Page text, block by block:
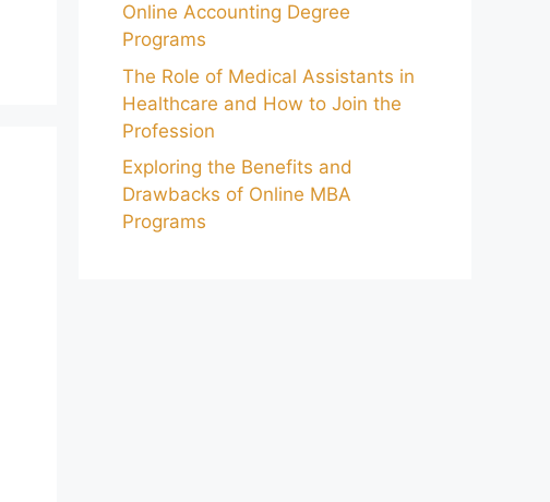
Online Accounting Degree
Programs
The Role of Medical Assistants in
Healthcare and How to Join the
Profession
Exploring the Benefits and
Drawbacks of Online MBA
Programs